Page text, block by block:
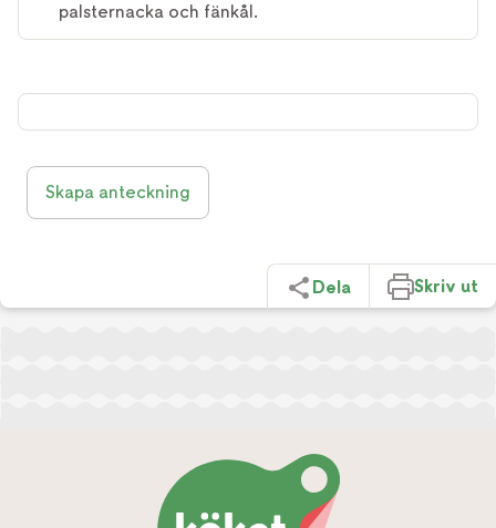
palsternacka och fänkål.
Skapa anteckning
Dela Skriv ut